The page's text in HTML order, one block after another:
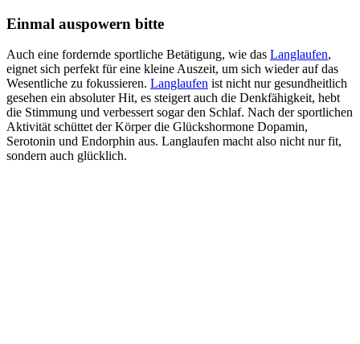
Einmal auspowern bitte
Auch eine fordernde sportliche Betätigung, wie das Langlaufen,
eignet sich perfekt für eine kleine Auszeit, um sich wieder auf das
Wesentliche zu fokussieren. Langlaufen ist nicht nur gesundheitlich
gesehen ein absoluter Hit, es steigert auch die Denkfähigkeit, hebt
die Stimmung und verbessert sogar den Schlaf. Nach der sportlichen
Aktivität schüttet der Körper die Glückshormone Dopamin,
Serotonin und Endorphin aus. Langlaufen macht also nicht nur fit,
sondern auch glücklich.